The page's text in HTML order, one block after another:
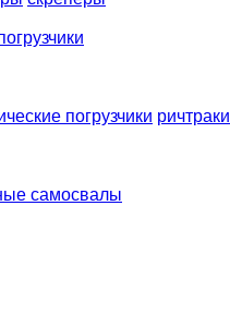
погрузчики ричтраки
самосвалы